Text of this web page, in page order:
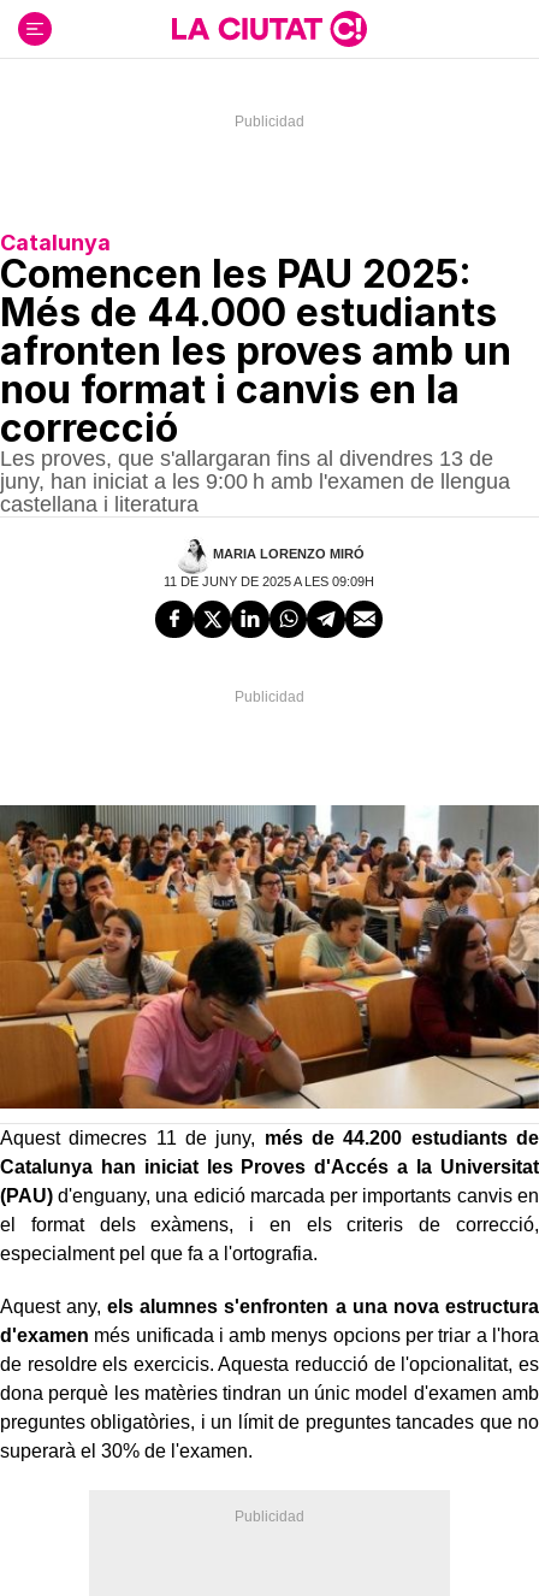
contenido
Catalunya
Comencen les PAU 2025:
Més de 44.000 estudiants
afronten les proves amb un
nou format i canvis en la
correcció
Les proves, que s'allargaran fins al divendres 13 de
juny, han iniciat a les 9:00 h amb l'examen de llengua
castellana i literatura
MARIA LORENZO MIRÓ
11 DE JUNY DE 2025 A LES 09:09H
Aquest dimecres 11 de juny, més de 44.200 estudiants de
Catalunya han iniciat les Proves d'Accés a la Universitat
(PAU) d'enguany, una edició marcada per importants canvis en
el format dels exàmens, i en els criteris de correcció,
especialment pel que fa a l'ortografia.
Aquest any,els alumnes s'enfronten a una nova estructura
d'examen més unificada i amb menys opcions per triar a l'hora
de resoldre els exercicis. Aquesta reducció de l'opcionalitat, es
dona perquè les matèries tindran un únic model d'examen amb
preguntes obligatòries, i un límit de preguntes tancades que no
superarà el 30% de l'examen.